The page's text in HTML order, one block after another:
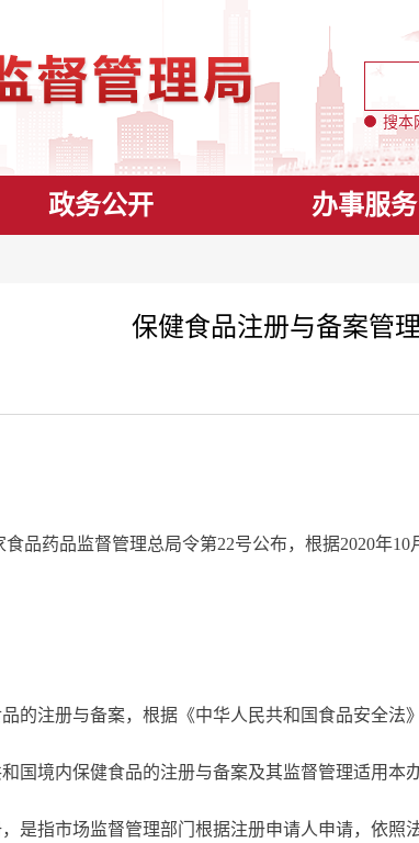
搜本
政务公开 办事服务
保健食品注册与备案管
食品药品监督管理总局令第22号公布，根据2020年
的注册与备案，根据《中华人民共和国食品安全法
国境内保健食品的注册与备案及其监督管理适用本办
是指市场监督管理部门根据注册申请人申请，依照